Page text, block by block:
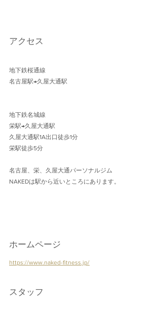
アクセス
地下鉄桜通線
名古屋駅→久屋大通駅
地下鉄名城線
栄駅→久屋大通駅
久屋大通駅1A出口徒歩1分
栄駅徒歩5分
名古屋、栄、久屋大通パーソナルジム
NAKEDは駅から近いところにあります。
ホームページ
https://www.naked-fitness.jp/
スタッフ